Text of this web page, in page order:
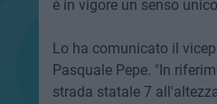
è in vigore un senso
Lo ha comunicato il
Pasquale Pepe. "In
strada statale 7